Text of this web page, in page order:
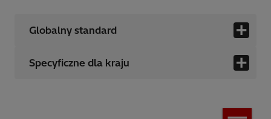
Globalny standard
Specyficzne dla kraju